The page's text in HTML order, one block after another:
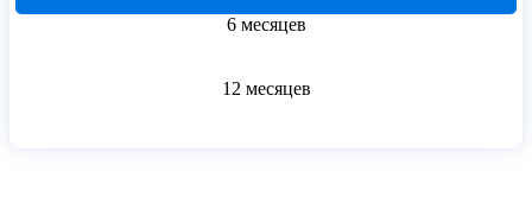
6 месяцев
12 месяцев